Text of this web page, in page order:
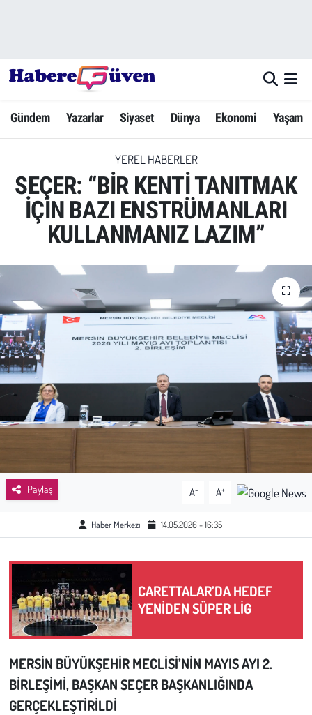
Gündem Yazarlar Siyaset Dünya Ekonomi Yaşam
YEREL HABERLER
SEÇER: “BİR KENTİ TANITMAK
İÇİN BAZI ENSTRÜMANLARI
KULLANMANIZ LAZIM”
Paylaş A- A+
Haber Merkezi 14.05.2026 - 16:35
CARETTALAR’DA HEDEF
YENİDEN SÜPER LİG
MERSİN BÜYÜKŞEHİR MECLİSİ’NİN MAYIS AYI 2.
BİRLEŞİMİ, BAŞKAN SEÇER BAŞKANLIĞINDA
GERÇEKLEŞTİRİLDİ
Yazarlar
Dünya
Ekonomi
Yaşam
Yerel Haberler
Eğitim
Sağlık
Kadın
Emek
Çocuk
İnsan Hakları
Hayvan Hakları
Çevre
Galeri
Hava Durumu
Trafik Durumu
Süper Lig Puan Durumu ve Fikstür
Tüm Manşetler
Son Dakika Haberleri
Haber Arşivi